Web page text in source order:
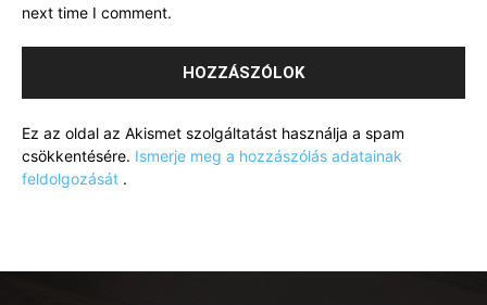
next time I comment.
Ez az oldal az Akismet szolgáltatást használja a spam
csökkentésére. Ismerje meg a hozzászólás adatainak
feldolgozását .